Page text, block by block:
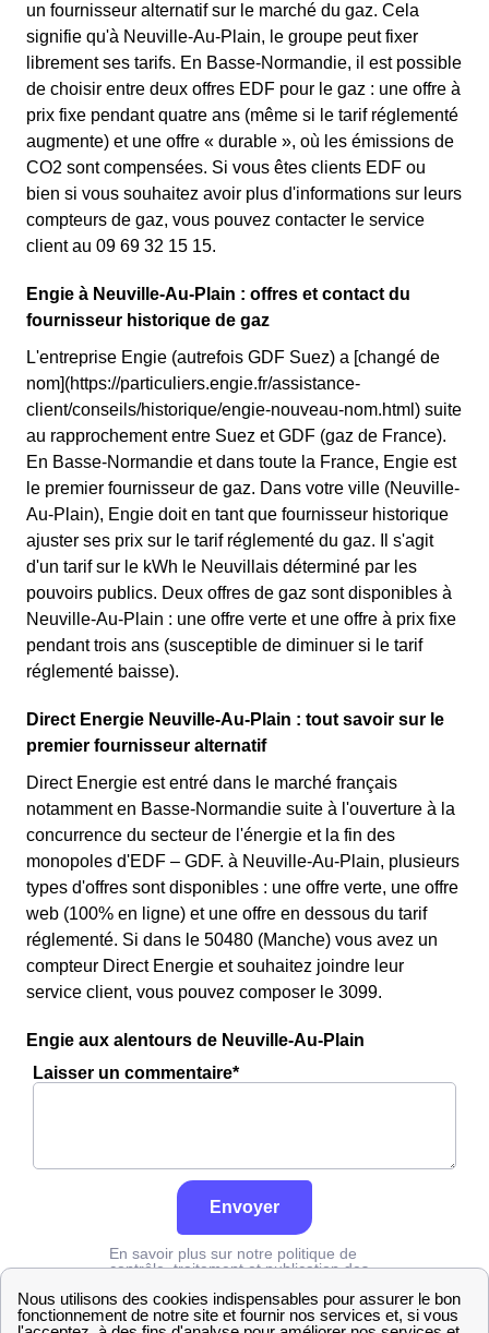
un fournisseur alternatif sur le marché du gaz. Cela
signifie qu'à Neuville-Au-Plain, le groupe peut fixer
librement ses tarifs. En Basse-Normandie, il est possible
de choisir entre deux offres EDF pour le gaz : une offre à
prix fixe pendant quatre ans (même si le tarif réglementé
augmente) et une offre « durable », où les émissions de
CO2 sont compensées. Si vous êtes clients EDF ou
bien si vous souhaitez avoir plus d'informations sur leurs
compteurs de gaz, vous pouvez contacter le service
client au 09 69 32 15 15.
Engie à Neuville-Au-Plain : offres et contact du
fournisseur historique de gaz
L'entreprise Engie (autrefois GDF Suez) a [changé de
nom](https://particuliers.engie.fr/assistance-
client/conseils/historique/engie-nouveau-nom.html) suite
au rapprochement entre Suez et GDF (gaz de France).
En Basse-Normandie et dans toute la France, Engie est
le premier fournisseur de gaz. Dans votre ville (Neuville-
Au-Plain), Engie doit en tant que fournisseur historique
ajuster ses prix sur le tarif réglementé du gaz. Il s'agit
d'un tarif sur le kWh le Neuvillais déterminé par les
pouvoirs publics. Deux offres de gaz sont disponibles à
Neuville-Au-Plain : une offre verte et une offre à prix fixe
pendant trois ans (susceptible de diminuer si le tarif
réglementé baisse).
Direct Energie Neuville-Au-Plain : tout savoir sur le
premier fournisseur alternatif
Direct Energie est entré dans le marché français
notamment en Basse-Normandie suite à l'ouverture à la
concurrence du secteur de l'énergie et la fin des
monopoles d'EDF – GDF. à Neuville-Au-Plain, plusieurs
types d'offres sont disponibles : une offre verte, une offre
web (100% en ligne) et une offre en dessous du tarif
réglementé. Si dans le 50480 (Manche) vous avez un
compteur Direct Energie et souhaitez joindre leur
service client, vous pouvez composer le 3099.
Engie aux alentours de Neuville-Au-Plain
Laisser un commentaire*
Envoyer
En savoir plus sur notre politique de
contrôle, traitement et publication des